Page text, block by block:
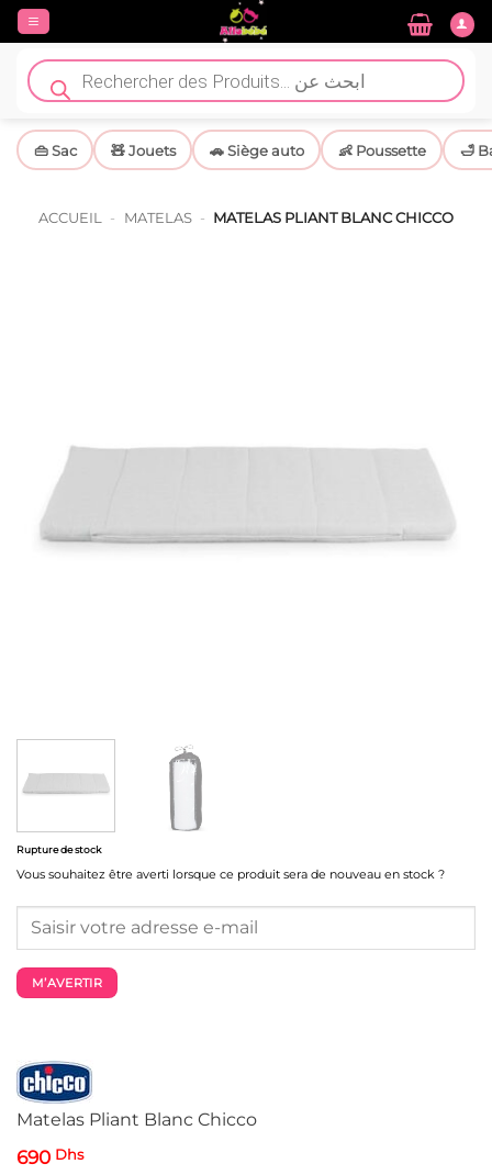
Passer
contenu
Recherche
de
produits
👜 Sac 🧸 Jouets 🚗 Siège auto 👶 Poussette 🛁
ACCUEIL - MATELAS - MATELAS PLIANT BLANC CHICCO
Matelas Pliant Blanc Chicco
690 Dhs
Rupture de stock
Vous souhaitez être averti lorsque ce produit sera de nouveau en stock ?
M’AVERTIR